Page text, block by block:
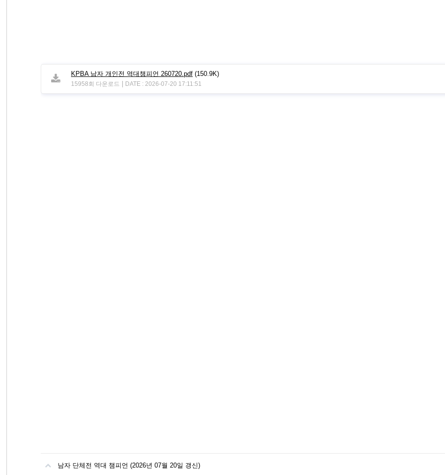
KPBA 남자 개인전 역대챔피언 260720.pdf(150.9K)
15958회 다운로드 DATE : 2026-07-20 17:11:51
남자 단체전 역대 챔피언 (2026년 07월 20일 갱신)